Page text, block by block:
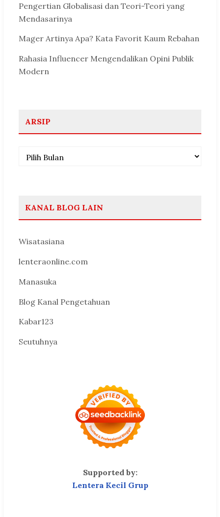
Pengertian Globalisasi dan Teori-Teori yang
Mendasarinya
Mager Artinya Apa? Kata Favorit Kaum Rebahan
Rahasia Influencer Mengendalikan Opini Publik
Modern
ARSIP
Arsip
KANAL BLOG LAIN
Wisatasiana
lenteraonline.com
Manasuka
Blog Kanal Pengetahuan
Kabar123
Seutuhnya
Supported by:
Lentera Kecil Grup